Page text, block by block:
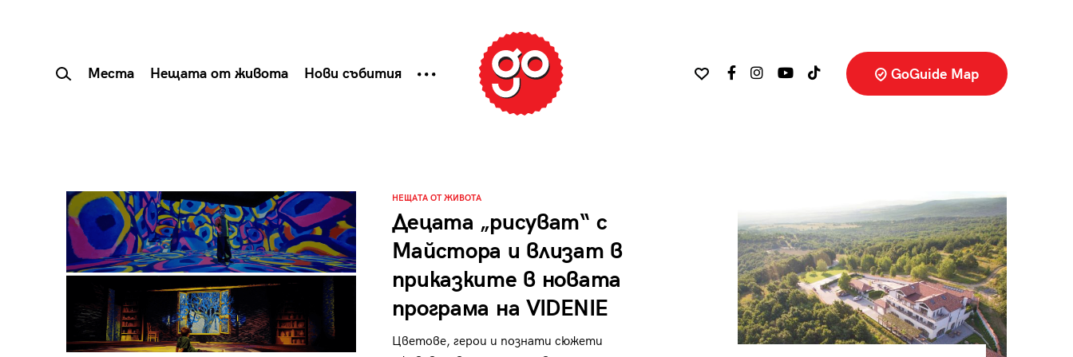
Места Нещата от живота Нови събития GoGuide Map
НЕЩАТА ОТ ЖИВОТА
Децата „рисуват“ с
Майстора и влизат в
приказките в новата
програма на VIDENIE
Цветове, герои и познати сюжети